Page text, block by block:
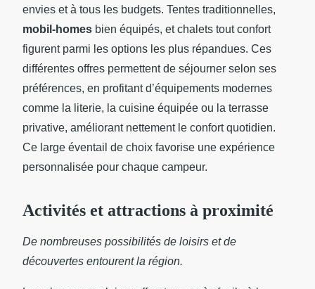
envies et à tous les budgets. Tentes traditionnelles,
mobil-homes bien équipés, et chalets tout confort
figurent parmi les options les plus répandues. Ces
différentes offres permettent de séjourner selon ses
préférences, en profitant d’équipements modernes
comme la literie, la cuisine équipée ou la terrasse
privative, améliorant nettement le confort quotidien.
Ce large éventail de choix favorise une expérience
personnalisée pour chaque campeur.
Activités et attractions à proximité
De nombreuses possibilités de loisirs et de
découvertes entourent la région.